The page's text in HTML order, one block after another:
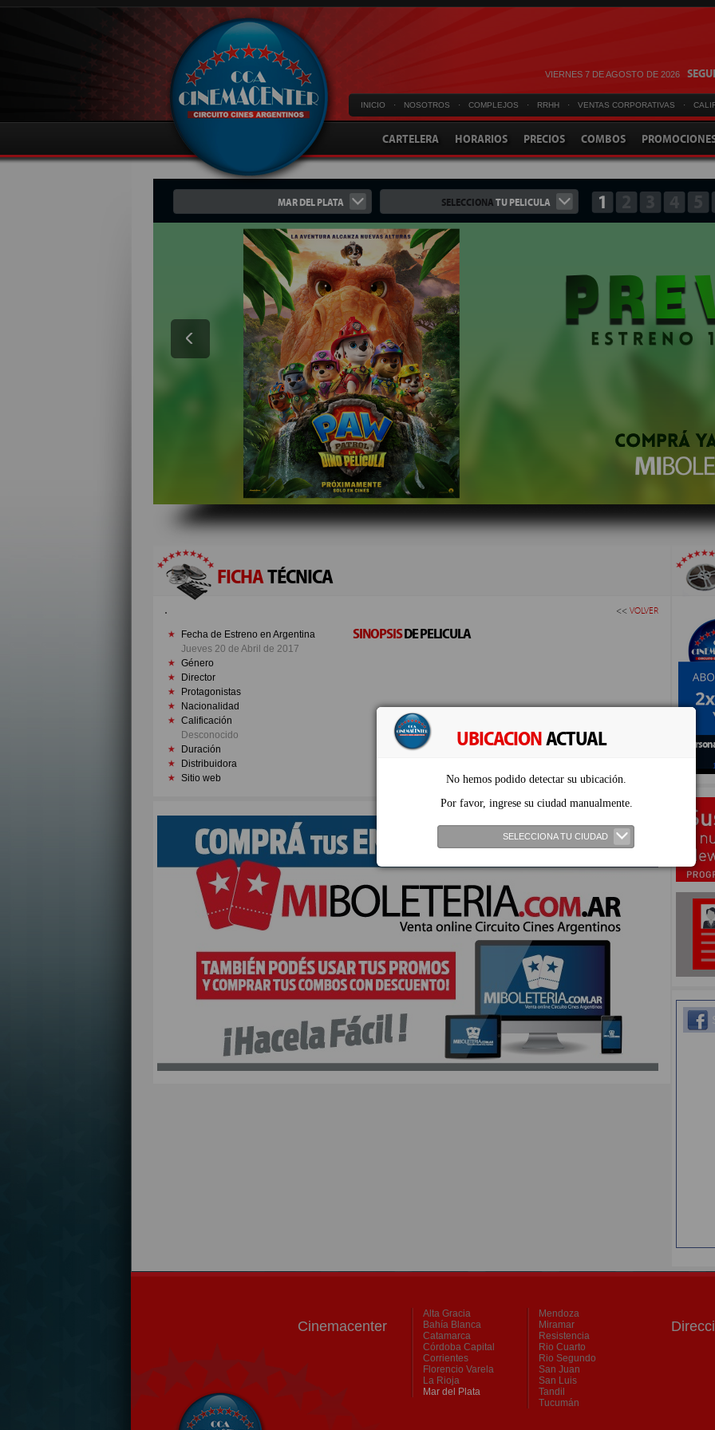
UBICACIONACTUAL
No hemos podido detectar su ubicación.
Por favor, ingrese su ciudad manualmente.
SELECCIONA TU CIUDAD
VIERNES 7 DE AGOSTO DE 2026
INICIO · NOSOTROS · COMPLEJOS · RRHH · VENTAS CORPORATIVAS ·
CARTELERA HORARIOS PRECIOS COMBOS
MAR DEL PLATA SELECCIONATU PELICULA 1
FICHATÉCNICA
Fecha de Estreno en Argentina
Jueves 20 de Abril de 2017
Género
Director
Protagonistas
Nacionalidad
Calificación
Desconocido
Duración
Distribuidora
Sitio web
<< VOLVER
SINOPSISDE PELICULA
Cinemacenter
Mendoza
Miramar
Resistencia
Rio Cuarto
Rio Segundo
San Juan
San Luis
Tandil
Tucumán
Alta Gracia
Bahía Blanca
Catamarca
Córdoba Capital
Corrientes
Florencio Varela
La Rioja
Mar del Plata